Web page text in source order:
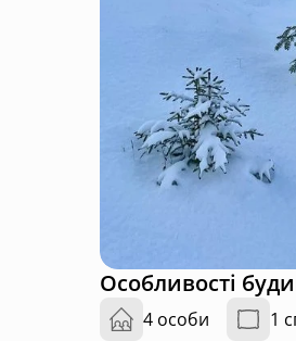
Особливості
4 особи 1